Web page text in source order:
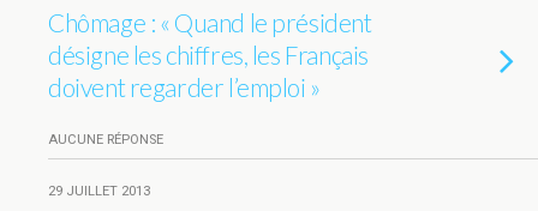
Chômage : « Quand le président
désigne les chiffres, les Français
doivent regarder l’emploi »
AUCUNE RÉPONSE
29 JUILLET 2013